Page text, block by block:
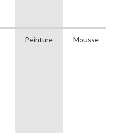
Peinture Mousse